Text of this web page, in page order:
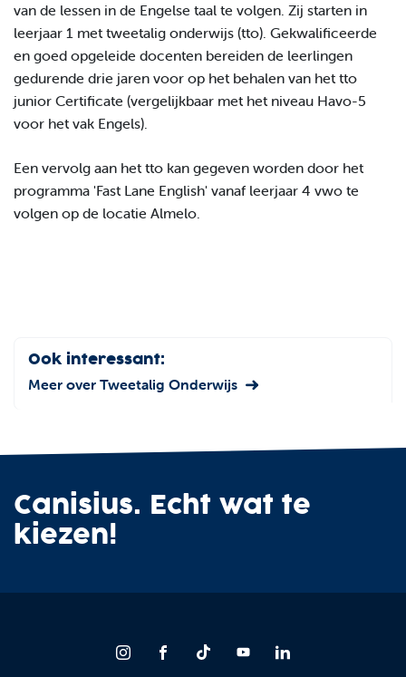
van de lessen in de Engelse taal te volgen. Zij starten in
leerjaar 1 met tweetalig onderwijs (tto). Gekwalificeerde
en goed opgeleide docenten bereiden de leerlingen
gedurende drie jaren voor op het behalen van het tto
junior Certificate (vergelijkbaar met het niveau Havo-5
voor het vak Engels).
Een vervolg aan het tto kan gegeven worden door het
programma 'Fast Lane English' vanaf leerjaar 4 vwo te
volgen op de locatie Almelo.
Ook interessant:
Meer over Tweetalig Onderwijs
Canisius. Echt wat te
kiezen!